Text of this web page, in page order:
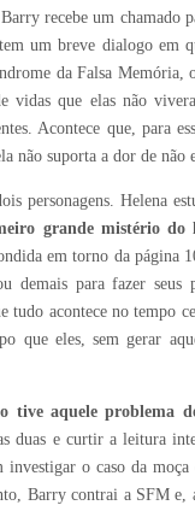
Barry recebe um chamado
um breve dialogo em
da Falsa
vidas que elas não
Acontece que, para
não suporta a dor de não
personagens. Helena
grande mistério
em torno da página
para fazer seus
tudo acontece no
que eles, sem gerar
tive aquele
duas e curtir a leitura
investigar o caso da
Barry contrai a SFM